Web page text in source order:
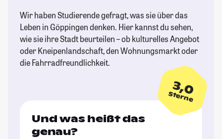
Wir haben Studierende gefragt, was sie über das
Leben in Göppingen denken. Hier kannst du sehen,
wie sie ihre Stadt beurteilen – ob kulturelles Angebot
oder Kneipenlandschaft, den Wohnungsmarkt oder
die Fahrradfreundlichkeit.
3,0
Sterne
Und was heißt das
genau?